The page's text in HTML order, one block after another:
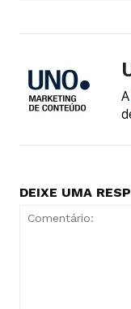
A
DEIXE UMA